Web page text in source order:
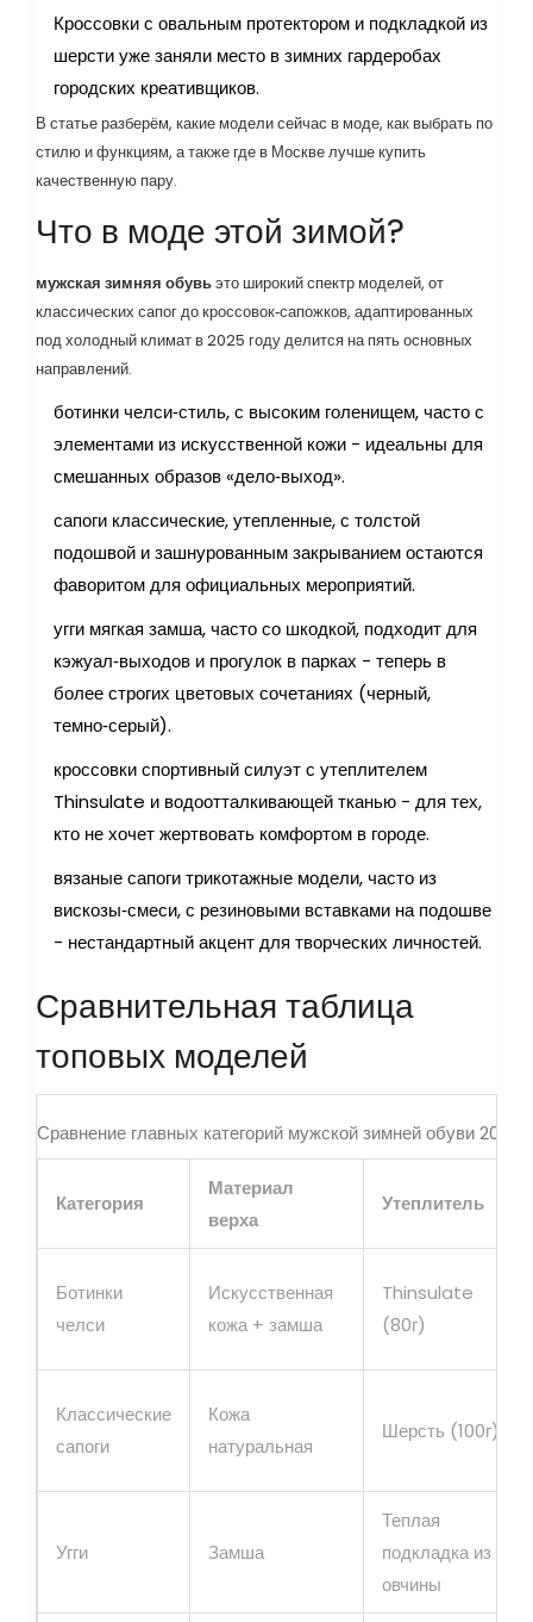
Кроссовки с овальным протектором и подкладкой из
шерсти уже заняли место в зимних гардеробах
городских креативщиков.
В статье разберём, какие модели сейчас в моде, как выбрать по
стилю и функциям, а также где в Москве лучше купить
качественную пару.
Что в моде этой зимой?
мужская зимняя обувьэто широкий спектр моделей, от
классических сапог до кроссовок‑сапожков, адаптированных
под холодный климат в 2025 году делится на пять основных
направлений.
ботинкичелси‑стиль, с высоким голенищем, часто с
элементами из искусственной кожи - идеальны для
смешанных образов «дело‑выход».
сапоги классические, утепленные, с толстой
подошвой и зашнурованным закрываниемостаются
фаворитом для официальных мероприятий.
угги мягкая замша, часто со шкодкой, подходит для
кэжуал‑выходов и прогулок в парках - теперь в
более строгих цветовых сочетаниях (черный,
темно‑серый).
кроссовкиспортивный силуэт с утеплителем
Thinsulate и водоотталкивающей тканью - для тех,
кто не хочет жертвовать комфортом в городе.
вязаные сапогитрикотажные модели, часто из
вискозы‑смеси, с резиновыми вставками на подошве
- нестандартный акцент для творческих личностей.
Сравнительная таблица
топовых моделей
Сравнение главных категорий мужской зимней обуви 2025
Категория
Материал
верха
Утеплитель
Ботинки
челси
Искусственная
кожа + замша
Thinsulate
(80г)
Классические
сапоги
Кожа
натуральная
Шерсть (100г)
Угги Замша
Теплая
подкладка из
овчины